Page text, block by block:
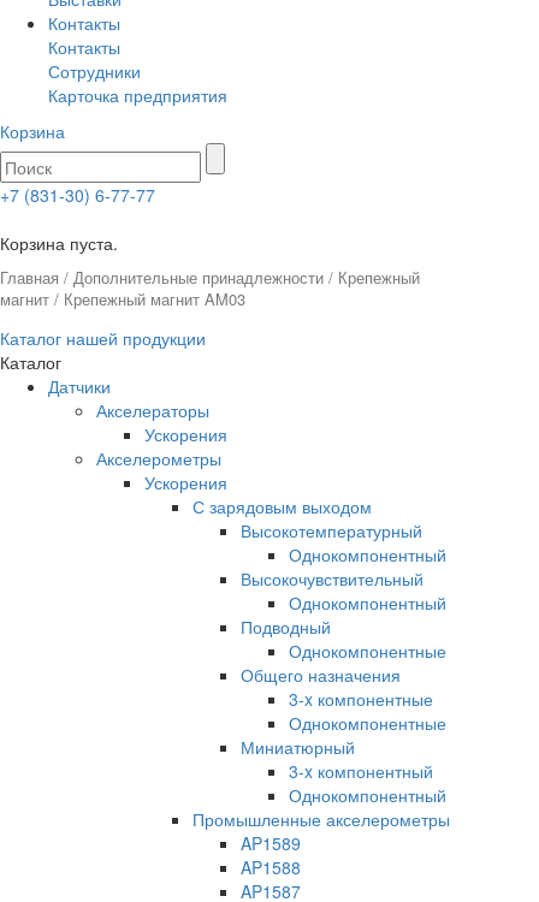
Контакты
Контакты
Сотрудники
Карточка предприятия
Корзина
+7 (831-30) 6-77-77
Корзина пуста.
Главная / Дополнительные принадлежности / Крепежный
магнит / Крепежный магнит AM03
Каталог нашей продукции
Каталог
Датчики
Акселераторы
Ускорения
Акселерометры
Ускорения
С зарядовым выходом
Высокотемпературный
Однокомпонентный
Высокочувствительный
Однокомпонентный
Подводный
Однокомпонентные
Общего назначения
3-x компонентные
Однокомпонентные
Миниатюрный
3-x компонентный
Однокомпонентный
Промышленные акселерометры
AP1589
AP1588
AP1587